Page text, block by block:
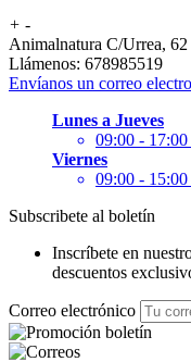
+ -
Animalnatura C/Urrea,
Llámenos: 678985519
Envíanos un correo
Lunes a Jueves
09:00 - 17:00
Viernes
09:00 - 15:00
Subscribete al boletín
Inscríbete en
descuentos
Correo electrónico